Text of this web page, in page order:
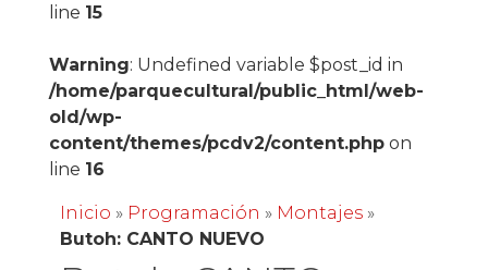
line 15
Warning: Undefined variable $post_id in
/home/parquecultural/public_html/web-
old/wp-
content/themes/pcdv2/content.phpon
line 16
Inicio » Programación » Montajes»
Butoh: CANTO NUEVO